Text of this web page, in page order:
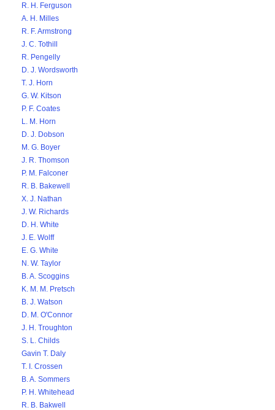
R. H. Ferguson
A. H. Milles
R. F. Armstrong
J. C. Tothill
R. Pengelly
D. J. Wordsworth
T. J. Horn
G. W. Kitson
P. F. Coates
L. M. Horn
D. J. Dobson
M. G. Boyer
J. R. Thomson
P. M. Falconer
R. B. Bakewell
X. J. Nathan
J. W. Richards
D. H. White
J. E. Wolff
E. G. White
N. W. Taylor
B. A. Scoggins
K. M. M. Pretsch
B. J. Watson
D. M. O'Connor
J. H. Troughton
S. L. Childs
Gavin T. Daly
T. I. Crossen
B. A. Sommers
P. H. Whitehead
R. B. Bakwell